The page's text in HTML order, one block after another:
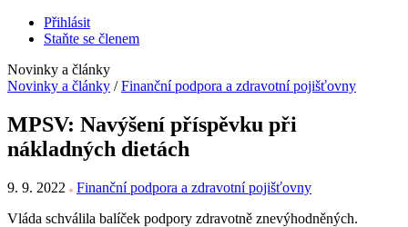
Přihlásit
Staňte se členem
Novinky a články
Novinky a články / Finanční podpora a zdravotní pojišťovny
MPSV: Navýšení příspěvku při
nákladných dietách
9. 9. 2022
Finanční podpora a zdravotní pojišťovny
Vláda schválila balíček podpory zdravotně znevýhodněných.